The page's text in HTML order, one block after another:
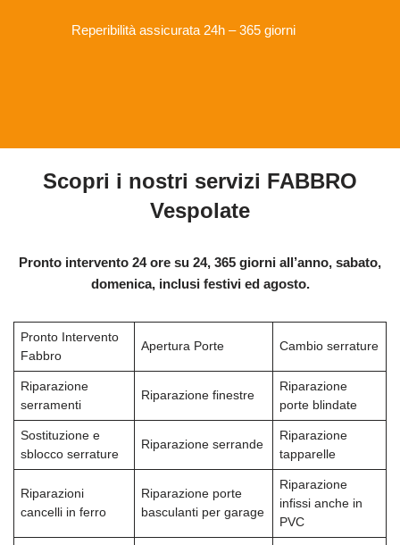
Reperibilità assicurata 24h – 365 giorni
Scopri i nostri servizi FABBRO
Vespolate
Pronto intervento 24 ore su 24, 365 giorni all’anno, sabato,
domenica, inclusi festivi ed agosto.
Pronto Intervento
Fabbro
Apertura Porte Cambio serrature
Riparazione
serramenti
Riparazione finestre
Riparazione
porte blindate
Sostituzione e
sblocco serrature
Riparazione serrande
Riparazione
tapparelle
Riparazioni
cancelli in ferro
Riparazione porte
basculanti per garage
Riparazione
infissi anche in
PVC